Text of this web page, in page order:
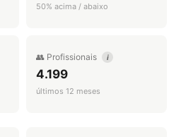
50% acima / abaixo
👥 Profissionais i
4.199
últimos 12 meses